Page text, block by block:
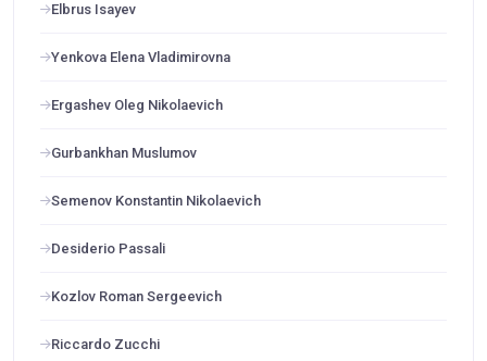
Elbrus Isayev
Yenkova Elena Vladimirovna
Ergashev Oleg Nikolaevich
Gurbankhan Muslumov
Semenov Konstantin Nikolaevich
Desiderio Passali
Kozlov Roman Sergeevich
Riccardo Zucchi